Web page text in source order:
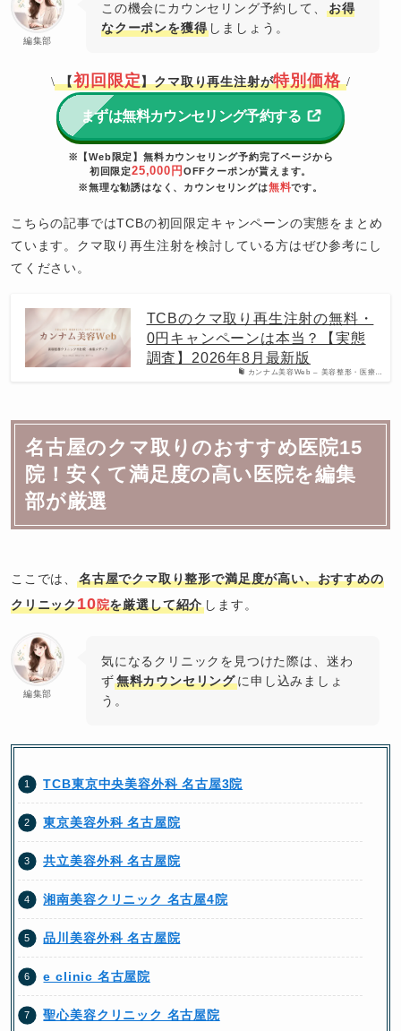
編集部
この機会にカウンセリング予約して、
お得
なクーポンを獲得 しましょう。
\ 【初回限定】クマ取り再生注射が特別価格 /
まずは無料カウンセリング予約する
※【Web限定】無料カウンセリング予約完了ページから
初回限定25,000円 OFFクーポンが貰えます。
※無理な勧誘はなく、カウンセリングは無料です。
こちらの記事ではTCBの初回限定キャンペーンの実態をまとめ
ています。クマ取り再生注射を検討している方はぜひ参考にし
てください。
カンナム美容Web – 美容整形・医療…
TCBのクマ取り再生注射の無料・
0円キャンペーンは本当？【実態
調査】2026年8月最新版
名古屋のクマ取りのおすすめ医院15
院！安くて満足度の高い医院を編集
部が厳選
ここでは、名古屋でクマ取り整形で満足度が高い、おすすめの
クリニック10院を厳選して紹介 します。
編集部
気になるクリニックを見つけた際は、迷わ
ず無料カウンセリングに申し込みましょ
う。
TCB東京中央美容外科 名古屋3院
東京美容外科 名古屋院
共立美容外科 名古屋院
湘南美容クリニック 名古屋4院
品川美容外科 名古屋院
e clinic 名古屋院
聖心美容クリニック 名古屋院